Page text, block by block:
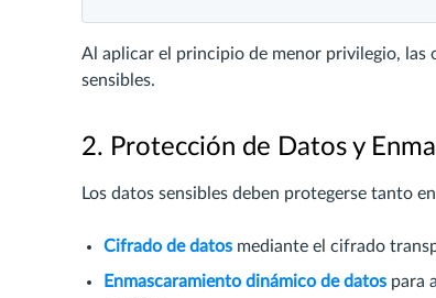
Al aplicar el principio de menor privilegio, las
sensibles.
2. Protección de Datos y
Los datos sensibles deben protegerse tanto
Cifrado de datos mediante el cifrado
Enmascaramiento dinámico de datos para